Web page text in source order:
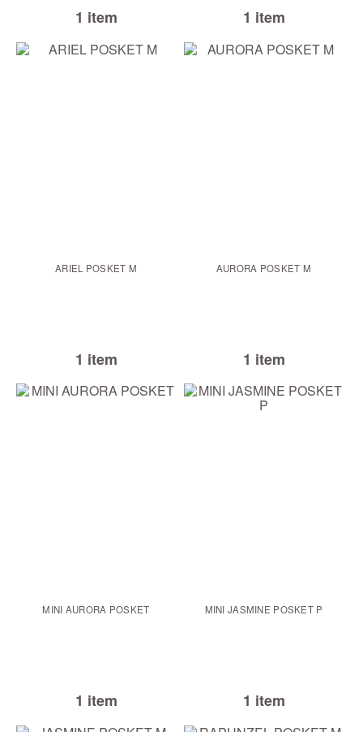
1 item 1 item
ARIEL POSKET M
1 item
AURORA POSKET M
1 item
MINI AURORA POSKET
1 item
MINI JASMINE POSKET P
1 item